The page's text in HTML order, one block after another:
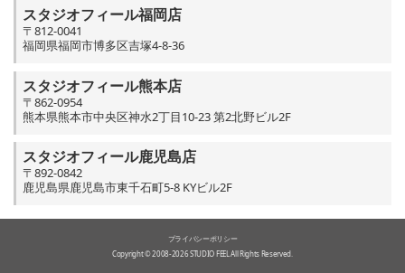
スタジオフィール福岡店
〒812-0041
福岡県福岡市博多区吉塚4-8-36
スタジオフィール熊本店
〒862-0954
熊本県熊本市中央区神水2丁目10-23 第2北野ビル2F
スタジオフィール鹿児島店
〒892-0842
鹿児島県鹿児島市東千石町5-8 KYビル2F
プライバシーポリシー
Copyright © 2008-2026 STUDIO FEEL All Rights Reserved.